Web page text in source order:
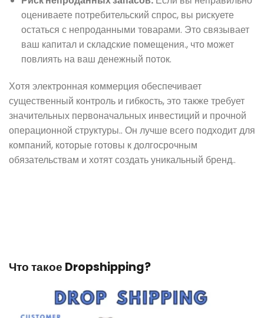
оцениваете потребительский спрос, вы рискуете
остаться с непроданными товарами. Это связывает
ваш капитал и складские помещения., что может
повлиять на ваш денежный поток.
Хотя электронная коммерция обеспечивает
существенный контроль и гибкость, это также требует
значительных первоначальных инвестиций и прочной
операционной структуры.. Он лучше всего подходит для
компаний, которые готовы к долгосрочным
обязательствам и хотят создать уникальный бренд..
Что такое Dropshipping?